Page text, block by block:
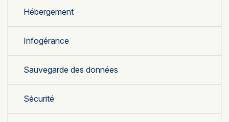
Hébergement
Infogérance
Sauvegarde des données
Sécurité